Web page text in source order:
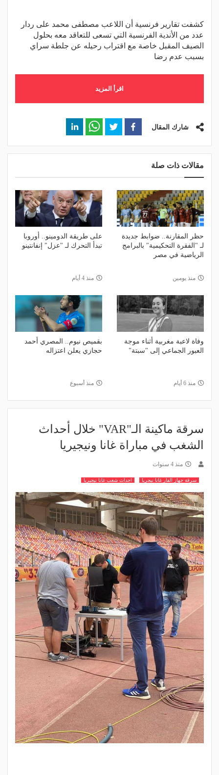
كشفت تقارير فرنسية أن اللاعب مصطفى محمد على ردار
عدد من الأندية الفرنسية التي تسعى للتعاقد معه بحلول
الصيف المقبل خاصة مع اقتراب رحيله عن جلطة سراي
بسبب عدم رضا
اقرأ المزيد
شارك المقال
مقالات ذات صلة
حظر المقارنة.. ضوابط جديدة
لـ "الفقرة التحكيمية" بالبرامج
الرياضية في مصر
منذ يومين
على طريقة الدومينو.. أوروبا
تبدأ التحرك لـ "عزل" إنفانتينو
منذ 4 أيام
وفاة لاعبة مغربية أثناء موجة
العبور الجماعي إلى "سبتة"
منذ 6 أيام
بقميص نيوم.. المصري أحمد
حجازي يعلن اعتزاله
منذ أسبوع
سرقة ماكينة الـ"VAR" خلال أحداث
الشغب في مباراة غانا ونيجيريا
منذ 4 سنوات
سرقة جهاز الفار غانا نيجريا احداث شغب غانا نيجيريا